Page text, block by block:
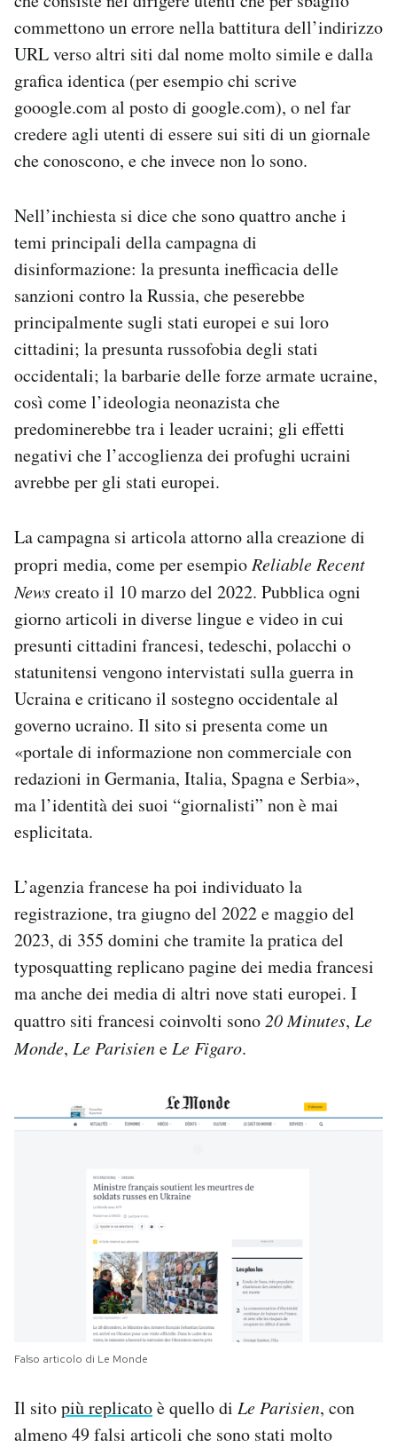
commettono un errore nella battitura dell’indirizzo
URL verso altri siti dal nome molto simile e dalla
grafica identica (per esempio chi scrive
gooogle.com al posto di google.com), o nel far
credere agli utenti di essere sui siti di un giornale
che conoscono, e che invece non lo sono.
Nell’inchiesta si dice che sono quattro anche i
temi principali della campagna di
disinformazione: la presunta inefficacia delle
sanzioni contro la Russia, che peserebbe
principalmente sugli stati europei e sui loro
cittadini; la presunta russofobia degli stati
occidentali; la barbarie delle forze armate ucraine,
così come l’ideologia neonazista che
predominerebbe tra i leader ucraini; gli effetti
negativi che l’accoglienza dei profughi ucraini
avrebbe per gli stati europei.
La campagna si articola attorno alla creazione di
propri media, come per esempio Reliable Recent
Newscreato il 10 marzo del 2022. Pubblica ogni
giorno articoli in diverse lingue e video in cui
presunti cittadini francesi, tedeschi, polacchi o
statunitensi vengono intervistati sulla guerra in
Ucraina e criticano il sostegno occidentale al
governo ucraino. Il sito si presenta come un
«portale di informazione non commerciale con
redazioni in Germania, Italia, Spagna e Serbia»,
ma l’identità dei suoi “giornalisti” non è mai
esplicitata.
L’agenzia francese ha poi individuato la
registrazione, tra giugno del 2022 e maggio del
2023, di 355 domini che tramite la pratica del
typosquatting replicano pagine dei media francesi
ma anche dei media di altri nove stati europei. I
quattro siti francesi coinvolti sono 20 Minutes, Le
Monde, Le Parisiene Le Figaro.
Falso articolo di Le Monde
Il sitopiù replicatoè quello di Le Parisien, con
almeno 49 falsi articoli che sono stati molto